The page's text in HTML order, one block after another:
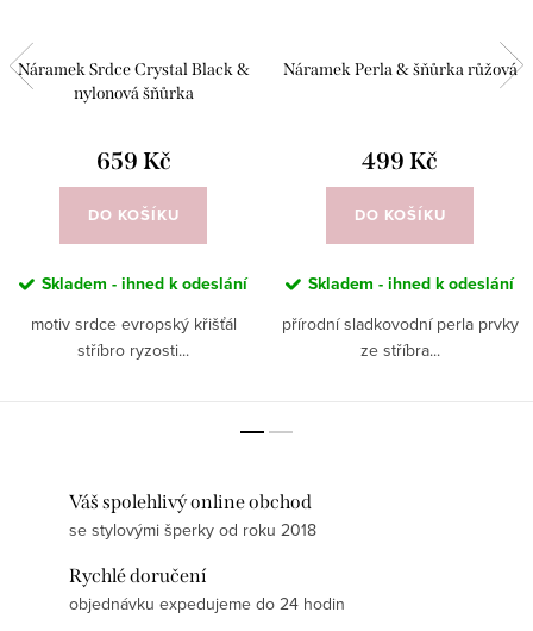
Náramek Srdce Crystal Black &
nylonová šňůrka
659 Kč
DO KOŠÍKU
Skladem - ihned k odeslání
motiv srdce evropský křišťál
stříbro ryzosti...
Náramek Perla & šňůrka růžová
499 Kč
DO KOŠÍKU
Skladem - ihned k odeslání
přírodní sladkovodní perla prvky
ze stříbra...
Váš spolehlivý online obchod
se stylovými šperky od roku 2018
Rychlé doručení
objednávku expedujeme do 24 hodin